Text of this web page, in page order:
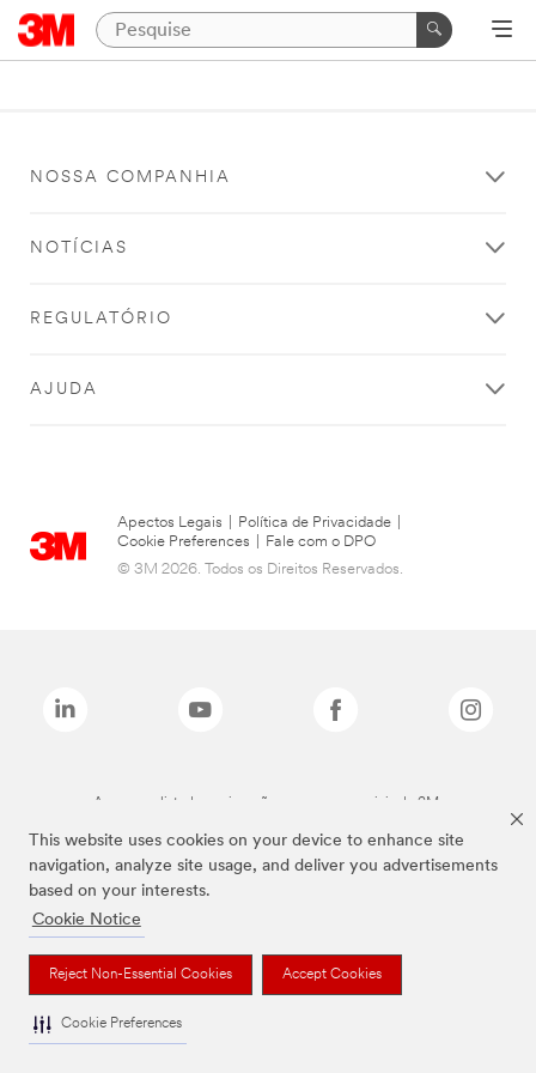
This website uses cookies on your device to enhance site
navigation, analyze site usage, and deliver you advertisements
based on your interests.
Cookie Notice
Reject Non-Essential Cookies Accept Cookies
Cookie Preferences
NOSSA COMPANHIA
NOTÍCIAS
REGULATÓRIO
AJUDA
Apectos Legais Política de Privacidade
Cookie Preferences
Fale com o DPO
© 3M 2026. Todos os Direitos Reservados.
As marcas listadas a cima são marcas comerciais da 3M.